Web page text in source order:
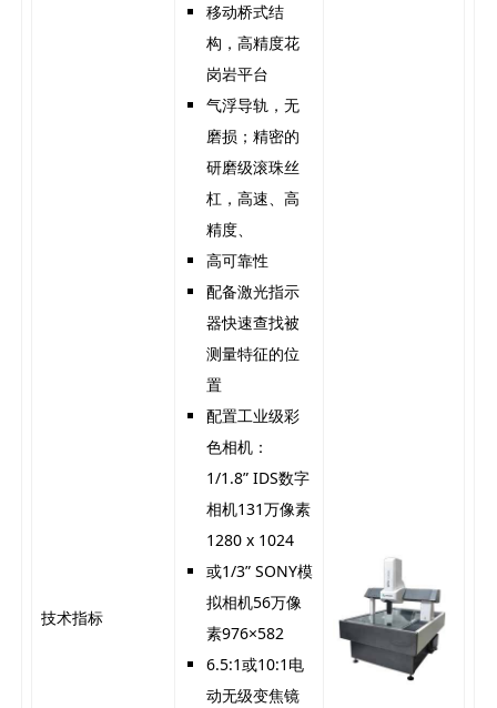
技术指标
移动桥式结
构，高精度花
岗岩平台
气浮导轨，无
磨损；精密的
研磨级滚珠丝
杠，高速、高
精度、
高可靠性
配备激光指示
器快速查找被
测量特征的位
置
配置工业级彩
色相机：
1/1.8” IDS数字
相机131万像素
1280 x 1024
或1/3” SONY模
拟相机56万像
素976×582
6.5:1或10:1电
动无级变焦镜